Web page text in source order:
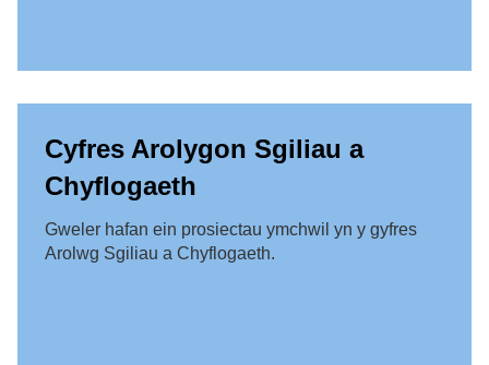
Cyfres Arolygon Sgiliau a
Chyflogaeth
Gweler hafan ein prosiectau ymchwil yn y gyfres
Arolwg Sgiliau a Chyflogaeth.